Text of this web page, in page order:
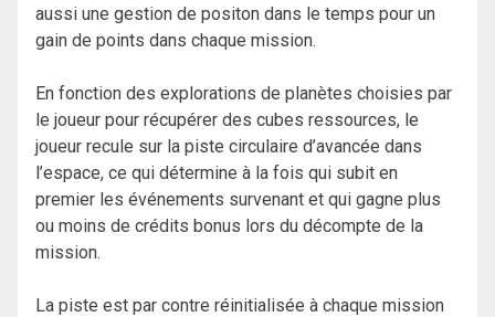
aussi une gestion de positon dans le temps pour un
gain de points dans chaque mission.
En fonction des explorations de planètes choisies par
le joueur pour récupérer des cubes ressources, le
joueur recule sur la piste circulaire d’avancée dans
l’espace, ce qui détermine à la fois qui subit en
premier les événements survenant et qui gagne plus
ou moins de crédits bonus lors du décompte de la
mission.
La piste est par contre réinitialisée à chaque mission